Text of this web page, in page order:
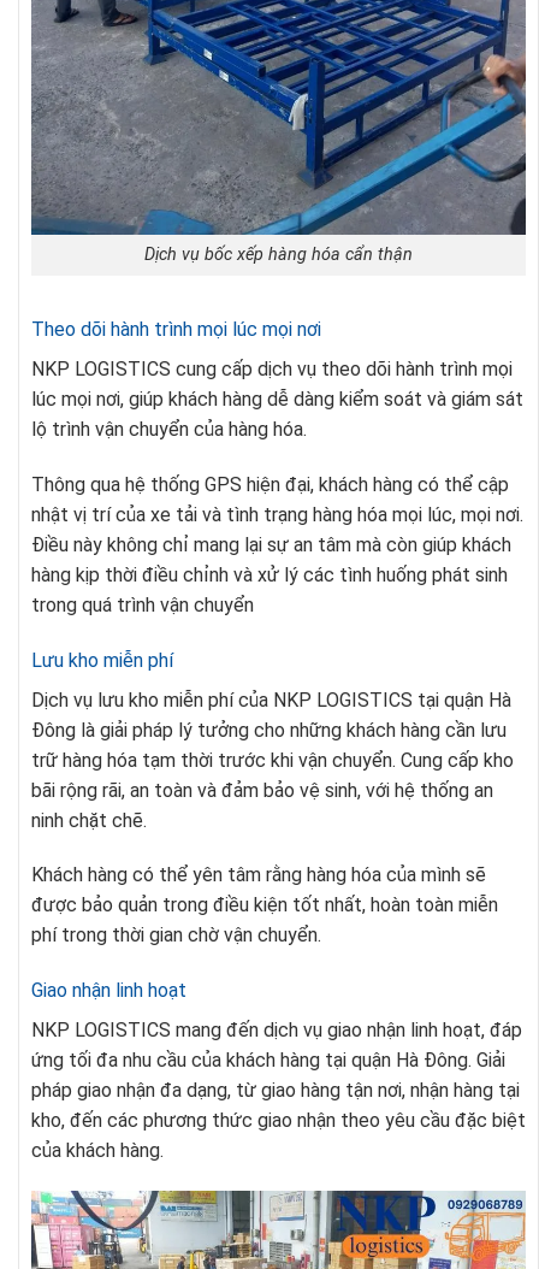
Dịch vụ bốc xếp hàng hóa cẩn thận
Theo dõi hành trình mọi lúc mọi nơi
NKP LOGISTICS cung cấp dịch vụ theo dõi hành trình mọi
lúc mọi nơi, giúp khách hàng dễ dàng kiểm soát và giám sát
lộ trình vận chuyển của hàng hóa.
Thông qua hệ thống GPS hiện đại, khách hàng có thể cập
nhật vị trí của xe tải và tình trạng hàng hóa mọi lúc, mọi nơi.
Điều này không chỉ mang lại sự an tâm mà còn giúp khách
hàng kịp thời điều chỉnh và xử lý các tình huống phát sinh
trong quá trình vận chuyển
Lưu kho miễn phí
Dịch vụ lưu kho miễn phí của NKP LOGISTICS tại quận Hà
Đông là giải pháp lý tưởng cho những khách hàng cần lưu
trữ hàng hóa tạm thời trước khi vận chuyển. Cung cấp kho
bãi rộng rãi, an toàn và đảm bảo vệ sinh, với hệ thống an
ninh chặt chẽ.
Khách hàng có thể yên tâm rằng hàng hóa của mình sẽ
được bảo quản trong điều kiện tốt nhất, hoàn toàn miễn
phí trong thời gian chờ vận chuyển.
Giao nhận linh hoạt
NKP LOGISTICS mang đến dịch vụ giao nhận linh hoạt, đáp
ứng tối đa nhu cầu của khách hàng tại quận Hà Đông. Giải
pháp giao nhận đa dạng, từ giao hàng tận nơi, nhận hàng tại
kho, đến các phương thức giao nhận theo yêu cầu đặc biệt
của khách hàng.